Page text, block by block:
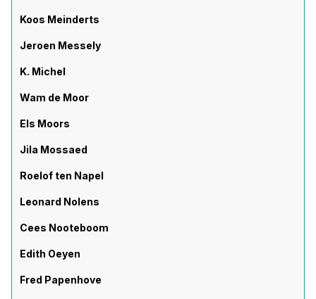
Koos Meinderts
Jeroen Messely
K. Michel
Wam de Moor
Els Moors
Jila Mossaed
Roelof ten Napel
Leonard Nolens
Cees Nooteboom
Edith Oeyen
Fred Papenhove